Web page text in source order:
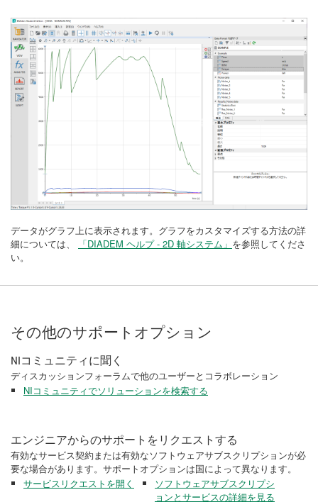
データがグラフ上に表示されます。グラフをカスタマイズする方法の詳
細については、
「DIADEM ヘルプ - 2D 軸システム」 を参照してくださ
い。
その他のサポートオプション
NIコミュニティに聞く
ディスカッションフォーラムで他のユーザーとコラボレーション
NIコミュニティでソリューションを検索する
エンジニアからのサポートをリクエストする
有効なサービス契約または有効なソフトウェアサブスクリプションが必
要な場合があります。サポートオプションは国によって異なります。
サービスリクエストを開く
ソフトウェアサブスクリプシ
ョンとサービスの詳細を見る